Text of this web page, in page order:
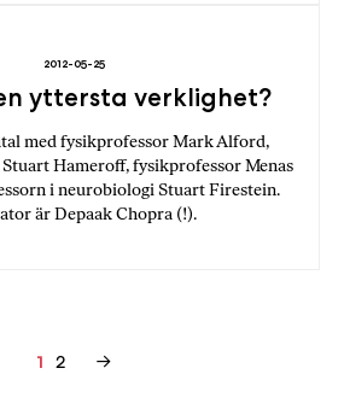
2012-05-25
yttersta verklighet?
med fysikprofessor Mark Alford,
Hameroff, fysikprofessor Menas
i neurobiologi Stuart Firestein.
är Depaak Chopra (!).
1 2 →